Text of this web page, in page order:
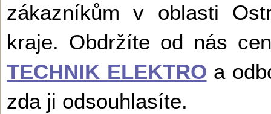
zákazníkům v oblasti
kraje. Obdržíte od nás
TECHNIK ELEKTRO a
zda ji odsouhlasíte.